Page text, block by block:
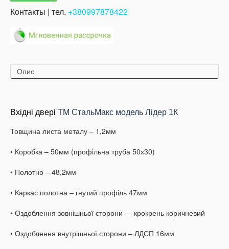
Контакты | тел. +380997878422
Опис
Вхідні двері ТМ СтальМакс модель Лідер 1К
Товщина листа металу – 1,2мм
• Коробка – 50мм (профільна труба 50х30)
• Полотно – 48,2мм
• Каркас полотна – гнутий профіль 47мм
• Оздоблення зовнішньої сторони — крокрень коричневий
• Оздоблення внутрішньої сторони – ЛДСП 16мм